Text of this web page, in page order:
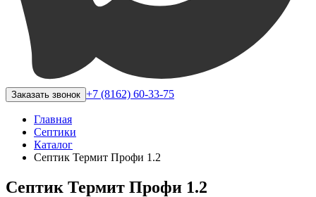
Заказать звонок +7 (8162) 60-33-75
Главная
Септики
Каталог
Септик Термит Профи 1.2
Септик Термит Профи 1.2